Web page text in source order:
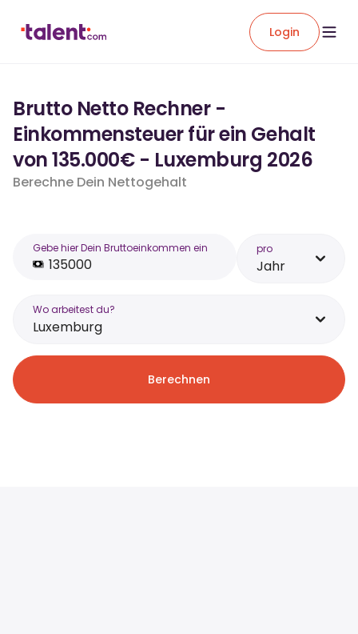
Login
Brutto Netto Rechner -
Einkommensteuer für ein Gehalt
von 135.000€ - Luxemburg 2026
Berechne Dein Nettogehalt
Gebe hier Dein Bruttoeinkommen ein pro
Jahr
Wo arbeitest du?
Luxemburg
Berechnen